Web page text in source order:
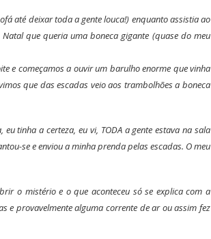
até deixar toda a gente louca!) enquanto assistia ao
que queria uma boneca gigante (quase do meu
e começamos a ouvir um barulho enorme que vinha
que das escadas veio aos trambolhões a boneca
tinha a certeza, eu vi, TODA a gente estava na sala
se e enviou a minha prenda pelas escadas. O meu
o mistério e o que aconteceu só se explica com a
e provavelmente alguma corrente de ar ou assim fez